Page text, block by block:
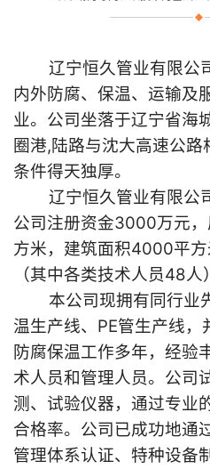
人才招聘
联系我们
辽宁恒久管业有限公
内外防腐、保温、运输及
业。公司坐落于辽宁省海
圈港,陆路与沈大高速公
条件得天独厚。
辽宁恒久管业有限公司
公司注册资金3000万元
方米，建筑面积4000平
（其中各类技术人员48人
本公司现拥有同行业
温生产线、PE管生产线
防腐保温工作多年，经验
术人员和管理人员。公司
测、试验仪器，通过专业
合格率。公司已成功地通
管理体系认证、特种设备